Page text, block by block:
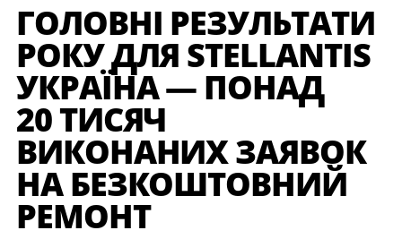
ГОЛОВНІ РЕЗУЛЬТАТИ
РОКУ ДЛЯ STELLANTIS
УКРАЇНА — ПОНАД
20 ТИСЯЧ
ВИКОНАНИХ ЗАЯВОК
НА БЕЗКОШТОВНИЙ
РЕМОНТ